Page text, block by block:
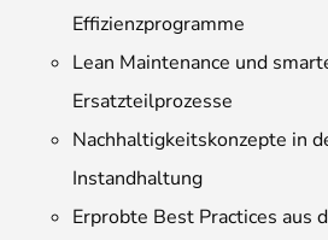
Effizienzprogramme
Lean Maintenance und
Ersatzteilprozesse
Nachhaltigkeitskonzepte in
Instandhaltung
Erprobte Best Practices aus